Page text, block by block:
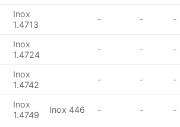
Inox
1.4713
- - -
Inox
1.4724
- - -
Inox
1.4742
- - -
Inox
1.4749
Inox 446 - - -